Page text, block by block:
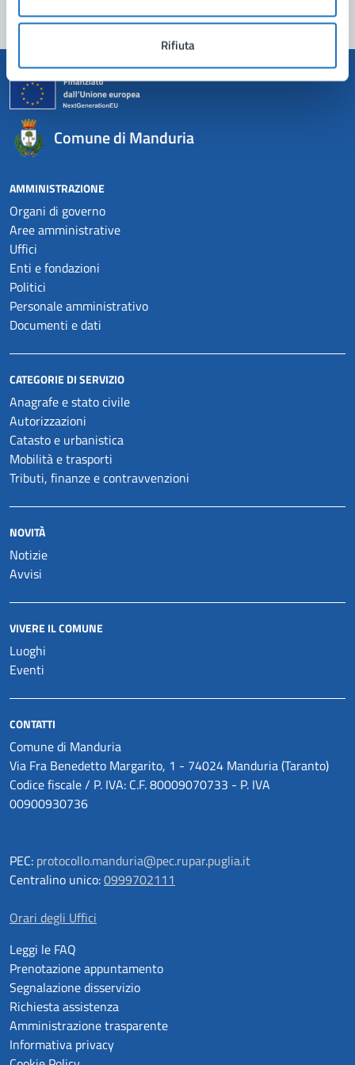
Rifiuta
Comune di Manduria
AMMINISTRAZIONE
Organi di governo
Aree amministrative
Uffici
Enti e fondazioni
Politici
Personale amministrativo
Documenti e dati
CATEGORIE DI SERVIZIO
Anagrafe e stato civile
Autorizzazioni
Catasto e urbanistica
Mobilità e trasporti
Tributi, finanze e contravvenzioni
NOVITÀ
Notizie
Avvisi
VIVERE IL COMUNE
Luoghi
Eventi
CONTATTI
Comune di Manduria
Via Fra Benedetto Margarito, 1 - 74024 Manduria (Taranto)
Codice fiscale / P. IVA: C.F. 80009070733 - P. IVA
00900930736
PEC: protocollo.manduria@pec.rupar.puglia.it
Centralino unico:0999702111
Orari degli Uffici
Leggi le FAQ
Prenotazione appuntamento
Segnalazione disservizio
Richiesta assistenza
Amministrazione trasparente
Informativa privacy